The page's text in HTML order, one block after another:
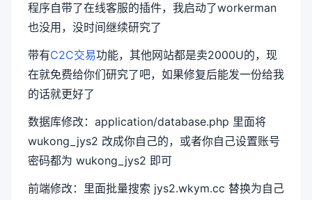
程序自带了在线客服的插件，我启动了workerman
也没用，没时间继续研究了
带有C2C交易功能，其他网站都是卖2000U的，现
在就免费给你们研究了吧，如果修复后能发一份给我
的话就更好了
数据库修改：application/database.php 里面将
wukong_jys2 改成你自己的，或者你自己设置账号
密码都为 wukong_jys2 即可
前端修改：里面批量搜索 jys2.wkym.cc 替换为自己